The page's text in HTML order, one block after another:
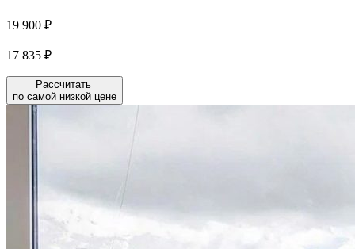
19 900 ₽
17 835 ₽
Рассчитать
по самой низкой цене